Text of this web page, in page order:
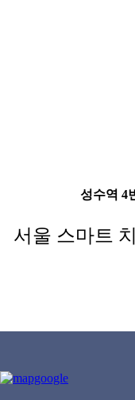
성수역 4
서울 스마트